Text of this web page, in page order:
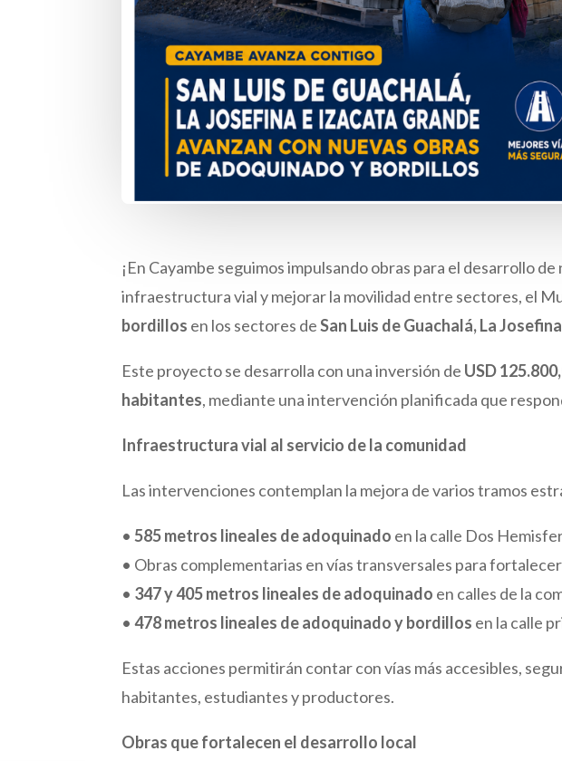
¡En Cayambe seguimos impulsando obras para el desarrollo
infraestructura vial y mejorar la movilidad entre sectores, el
bordillos en los sectores deSan Luis de Guachalá, La
Este proyecto se desarrolla con una inversión de USD
habitantes, mediante una intervención planificada que
Infraestructura vial al servicio de la comunidad
Las intervenciones contemplan la mejora de varios tramos
•585 metros lineales de adoquinado en la calle Dos
• Obras complementarias en vías transversales para
• 347 y 405 metros lineales de adoquinado en calles de la
•478 metros lineales de adoquinado y bordillos en la calle
Estas acciones permitirán contar con vías más accesibles,
habitantes, estudiantes y productores.
Obras que fortalecen el desarrollo local